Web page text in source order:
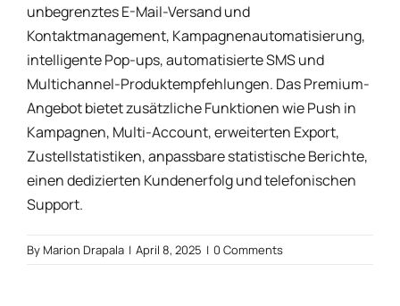
unbegrenztes E-Mail-Versand und
Kontaktmanagement, Kampagnenautomatisierung,
intelligente Pop-ups, automatisierte SMS und
Multichannel-Produktempfehlungen. Das Premium-
Angebot bietet zusätzliche Funktionen wie Push in
Kampagnen, Multi-Account, erweiterten Export,
Zustellstatistiken, anpassbare statistische Berichte,
einen dedizierten Kundenerfolg und telefonischen
Support.
By Marion Drapala | April 8, 2025 | 0 Comments